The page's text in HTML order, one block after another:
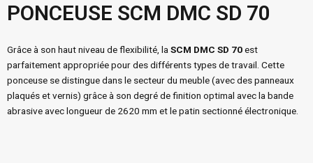
PONCEUSE SCM DMC SD 70
Grâce à son haut niveau de flexibilité, laSCM DMC SD 70est
parfaitement appropriée pour des différents types de travail. Cette
ponceuse se distingue dans le secteur du meuble (avec des panneaux
plaqués et vernis) grâce à son degré de finition optimal avec la bande
abrasive avec longueur de 2620 mm et le patin sectionné électronique.